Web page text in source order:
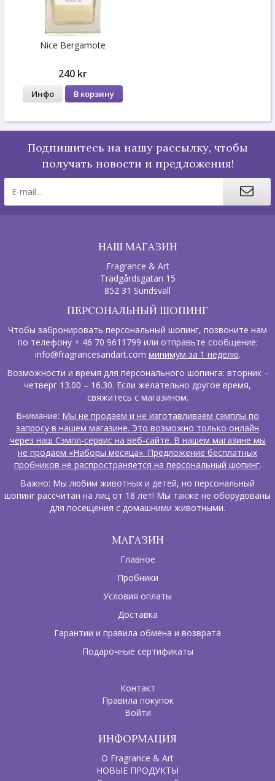
Nice Bergamote
240 kr
Инфо В корзину
Подпишитесь на нашу рассылку, чтобы
получать новости и предложения!
НАШ МАГАЗИН
Fragrance & Art
Trädgårdsgatan 15
852 31 Sundsvall
ПЕРСОНАЛЬНЫЙ ШОПИНГ
Чтобы забронировать персональный шопинг, позвоните нам
по телефону + 46 70 9611799 или отправьте сообщение:
info@fragrancesandart.com минимум за 1 неделю.
Возможности и время для персонального шопинга: вторник –
четверг 13.00 – 16.30. Если желательно другое время,
свяжитесь с магазином.
Внимание: Мы не продаем и не изготавливаем сэмплы по
запросу в нашем магазине. Это возможно только онлайн
через наш Сэмпл-сервис на веб-сайте. В нашем магазине мы
не продаем «Наборы месяца». Предложение бесплатных
пробников не распространяется на персональный шопинг.
Важно: Мы любим животных и детей, но персональный
шопинг рассчитан на лиц от 18 лет! Мы также не оборудованы
для посещения с домашними животными.
МАГАЗИН
Главное
Пробники
Условия оплаты
Доставка
Гарантии и правила обмена и возврата
Подарочные сертификаты
Контакт
Правила покупок
Войти
ИНФОРМАЦИЯ
О Fragrance & Art
НОВЫЕ ПРОДУКТЫ